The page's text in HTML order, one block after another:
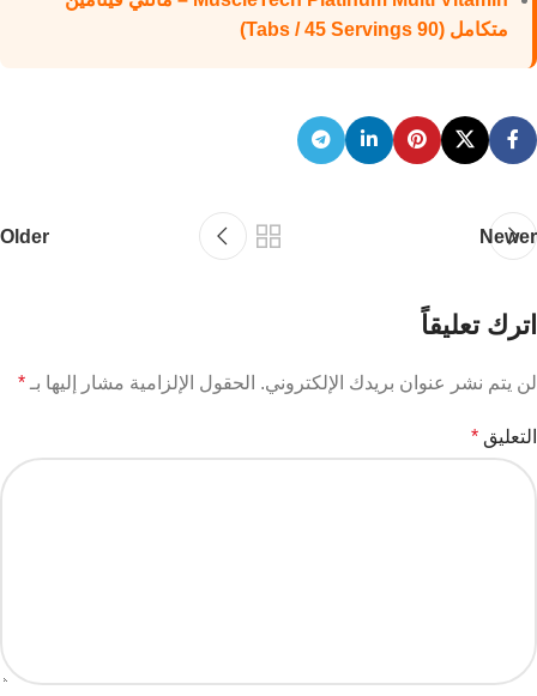
متكامل (90 Tabs / 45 Servings)
Newer
Older
اترك تعليقاً
لن يتم نشر عنوان بريدك الإلكتروني. الحقول الإلزامية مشار إليها بـ *
التعليق *